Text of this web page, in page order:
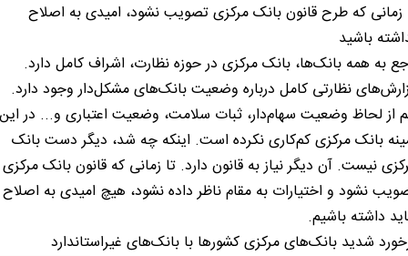
زمانی که طرح قانون بانک مرکزی تصویب نشود، امیدی به اصلاح
باشید
به همه بانک‌ها، بانک مرکزی در حوزه نظارت، اشراف کامل دارد.
نظارتی کامل درباره وضعیت بانک‌های مشکل‌دار وجود دارد.
از لحاظ وضعیت سهام‌دار، ثبات سلامت، وضعیت اعتباری و... در این
بانک مرکزی کم‌کاری نکرده است. اینکه چه شد، دیگر دست بانک
نیست. آن دیگر نیاز به قانون دارد. تا زمانی که قانون بانک مرکزی
نشود و اختیارات به مقام ناظر داده نشود، هیچ امیدی به اصلاح
داشته باشیم.
شدید بانک‌های مرکزی کشورها با بانک‌های غیراستاندارد